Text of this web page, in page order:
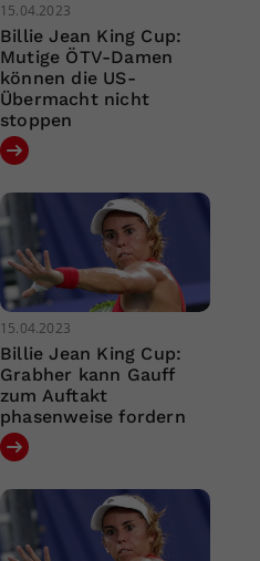
15.04.2023
Billie Jean King Cup:
Mutige ÖTV-Damen
können die US-
Übermacht nicht
stoppen
15.04.2023
Billie Jean King Cup:
Grabher kann Gauff
zum Auftakt
phasenweise fordern